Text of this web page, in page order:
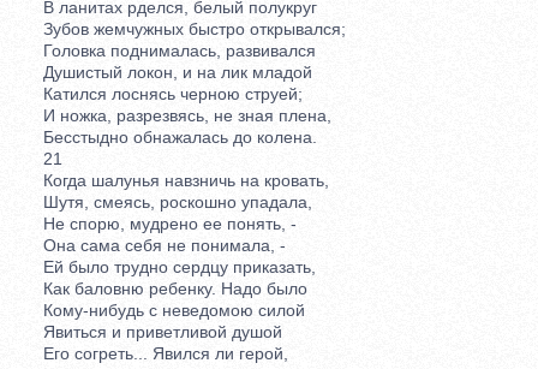
В ланитах рделся, белый полукруг
Зубов жемчужных быстро открывался;
Головка поднималась, развивался
Душистый локон, и на лик младой
Катился лоснясь черною струей;
И ножка, разрезвясь, не зная плена,
Бесстыдно обнажалась до колена.
21
Когда шалунья навзничь на кровать,
Шутя, смеясь, роскошно упадала,
Не спорю, мудрено ее понять, -
Она сама себя не понимала, -
Ей было трудно сердцу приказать,
Как баловню ребенку. Надо было
Кому-нибудь с неведомою силой
Явиться и приветливой душой
Его согреть... Явился ли герой,